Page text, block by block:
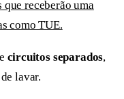
que receberão uma
como TUE.
circuitos separados,
lavar.